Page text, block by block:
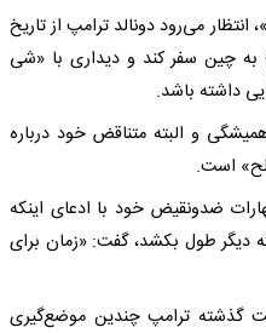
می‌رود دونالد ترامپ از تاریخ
اردیبهشت ماه) به چین سفر کند و دیداری با «شی
داشته باشد.
و البته متناقض خود درباره
است.
ضدونقیض خود با ادعای اینکه
دیگر طول بکشد، گفت: «زمان برای
در حالی است طی ۴۸ ساعت گذشته ترامپ چندین موضع‌گیری